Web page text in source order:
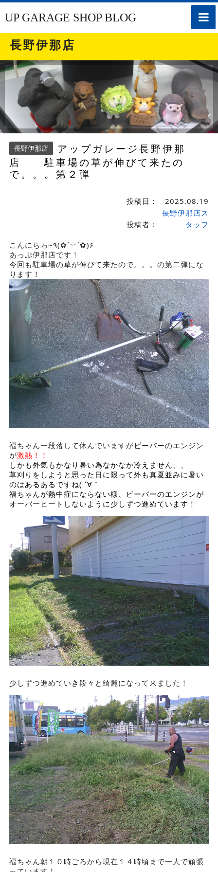
toggle
UP GARAGE SHOP BLOG
長野伊那店
長野伊那店
アップガレージ長野伊那
店 駐車場の草が伸びて来たの
で。。。第２弾
投稿日： 2025.08.19
投稿者：
長野伊那店ス
タッフ
こんにちゎ~٩(✿´︶`✿)۶
あっぷ伊那店です！
今回も駐車場の草が伸びて来たので。。。の第二弾にな
ります！
福ちゃん一段落して休んでいますがビーバーのエンジン
が激熱！！
しかも外気もかなり暑い為なかなか冷えません、、
草刈りをしようと思った日に限って外も真夏並みに暑い
のはあるあるですね( ´∀｀
福ちゃんが熱中症にならない様、ビーバーのエンジンが
オーバーヒートしないように少しずつ進めています！
少しずつ進めていき段々と綺麗になって来ました！
福ちゃん朝１０時ごろから現在１４時頃まで一人で頑張